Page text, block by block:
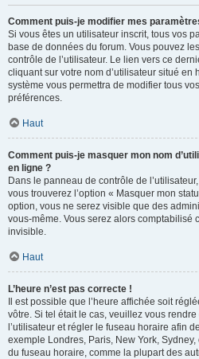
Comment puis-je modifier mes
Si vous êtes un utilisateur inscrit, tous vos
base de données du forum. Vous pouvez
contrôle de l’utilisateur. Le lien vers ce
cliquant sur votre nom d’utilisateur situé en
système vous permettra de modifier tous
préférences.
Haut
Comment puis-je masquer mon nom
en ligne ?
Dans le panneau de contrôle de
vous trouverez l’option « Masquer mon
option, vous ne serez visible que des
vous-même. Vous serez alors comptabilisé
invisible.
Haut
L’heure n’est pas correcte !
Il est possible que l’heure affichée soit
vôtre. Si tel était le cas, veuillez vous
l’utilisateur et régler le fuseau horaire afin
exemple Londres, Paris, New York,
du fuseau horaire, comme la plupart des